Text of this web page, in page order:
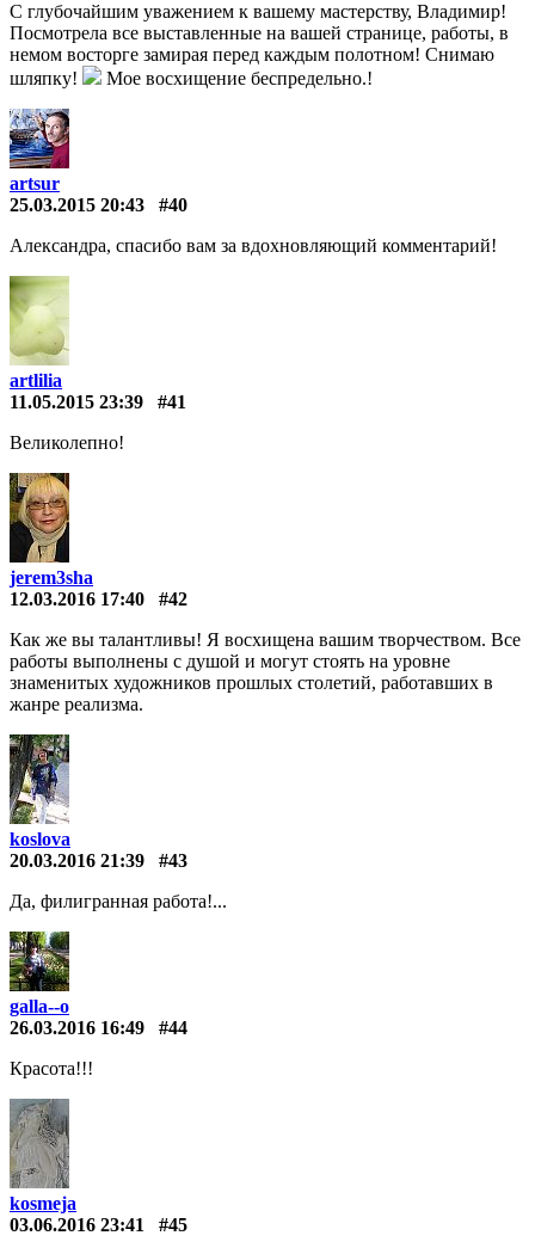
С глубочайшим уважением к вашему мастерству, Владимир!
Посмотрела все выставленные на вашей странице, работы, в
немом восторге замирая перед каждым полотном! Снимаю
шляпку!
Мое восхищение беспредельно.!
artsur
25.03.2015 20:43
#40
Александра, спасибо вам за вдохновляющий комментарий!
artlilia
11.05.2015 23:39
#41
Великолепно!
jerem3sha
12.03.2016 17:40
#42
Как же вы талантливы! Я восхищена вашим творчеством. Все
работы выполнены с душой и могут стоять на уровне
знаменитых художников прошлых столетий, работавших в
жанре реализма.
koslova
20.03.2016 21:39
#43
Да, филигранная работа!...
galla--o
26.03.2016 16:49
#44
Красота!!!
kosmeja
03.06.2016 23:41
#45